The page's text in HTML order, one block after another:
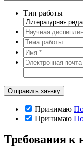
Тип работы
Принимаю
Принимаю
Требования к